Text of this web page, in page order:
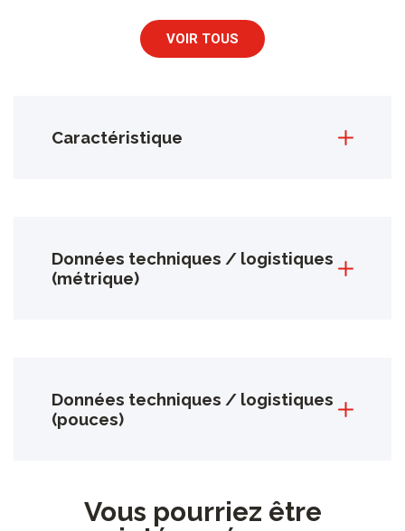
VOIR TOUS
Caractéristique
Données techniques / logistiques
(métrique)
Données techniques / logistiques
(pouces)
Vous pourriez être